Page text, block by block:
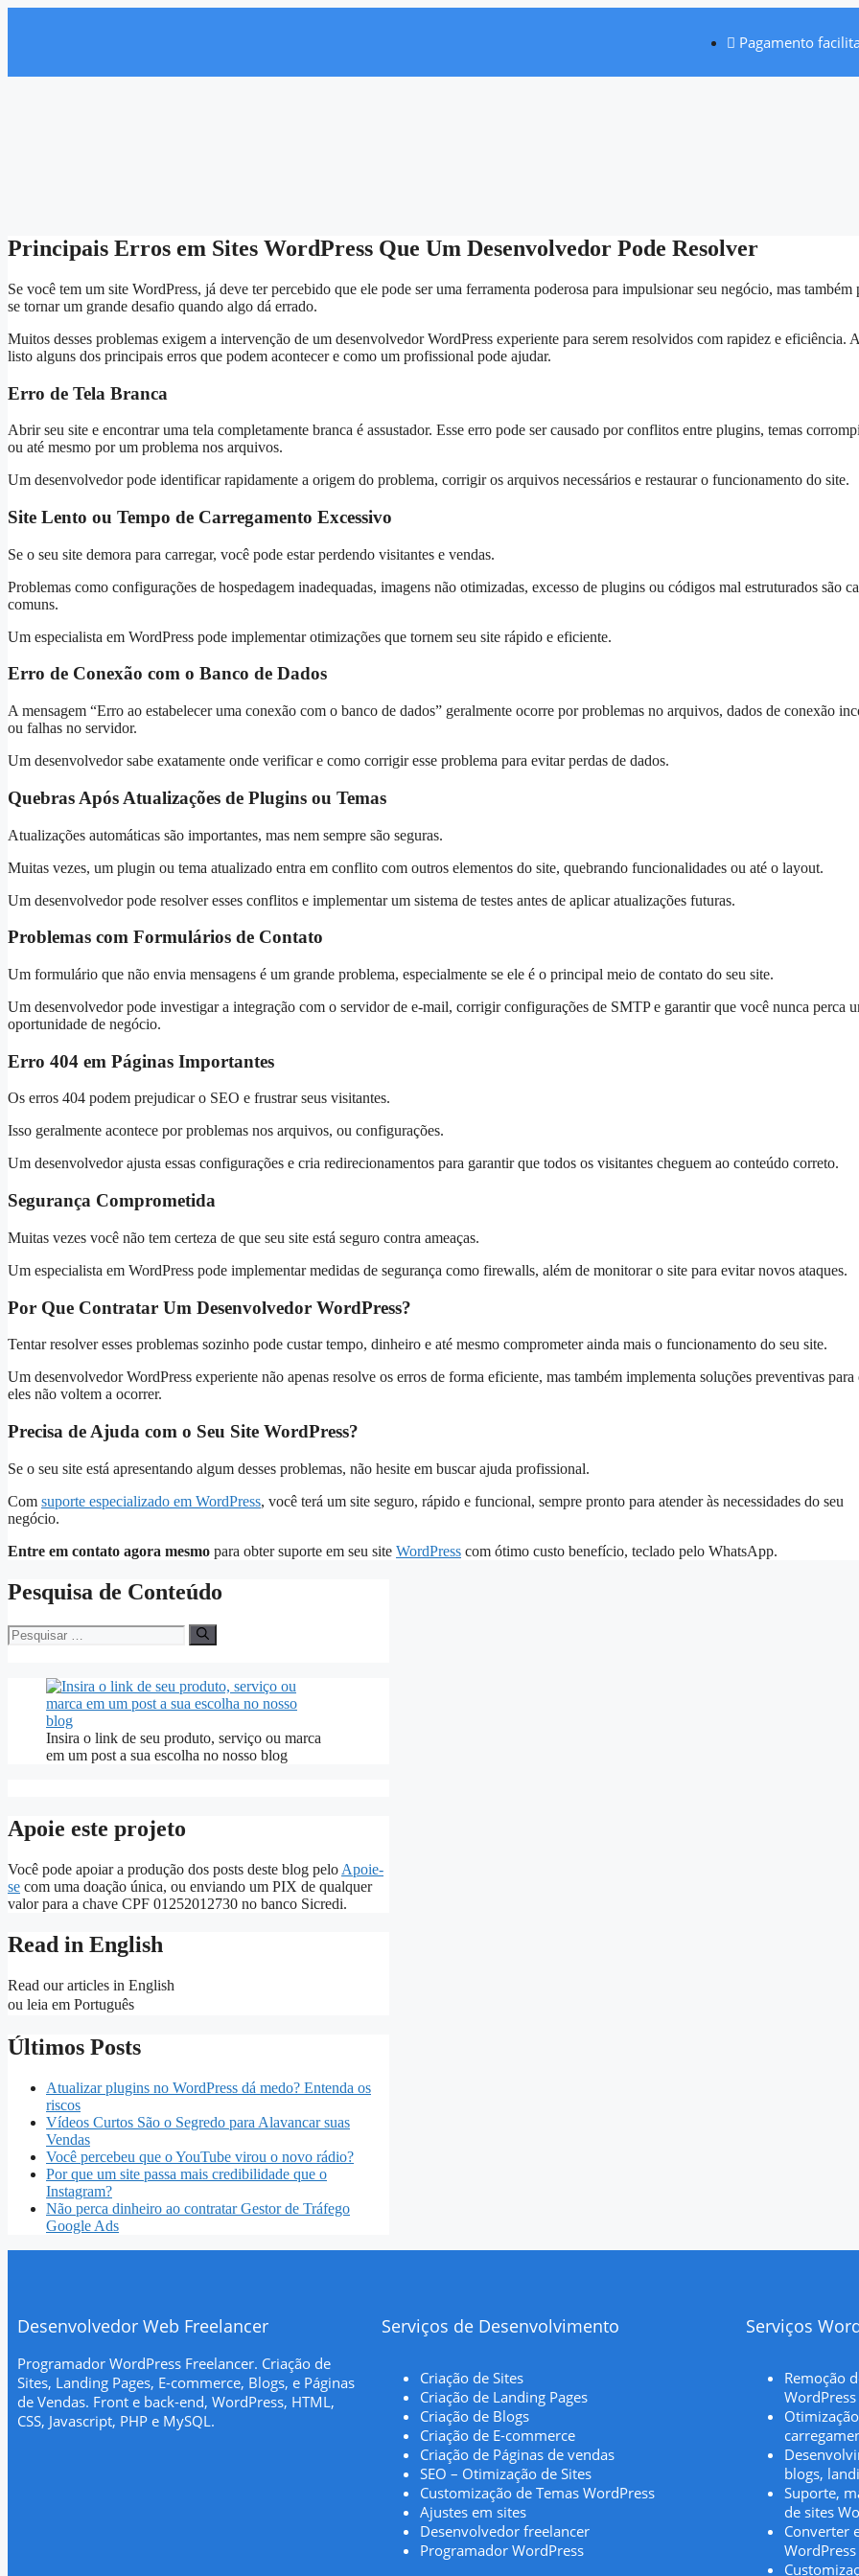
Pagamento
Principais Erros em Sites WordPress Que Um Desenvolvedor Pode Resolver
Se você tem um site WordPress, já deve ter percebido que ele pode ser uma ferramenta poderosa para impulsionar seu negócio, mas também
se tornar um grande desafio quando algo dá errado.
Muitos desses problemas exigem a intervenção de um desenvolvedor WordPress experiente para serem resolvidos com rapidez e eficiência.
listo alguns dos principais erros que podem acontecer e como um profissional pode ajudar.
Erro de Tela Branca
Abrir seu site e encontrar uma tela completamente branca é assustador. Esse erro pode ser causado por conflitos entre plugins, temas
ou até mesmo por um problema nos arquivos.
Um desenvolvedor pode identificar rapidamente a origem do problema, corrigir os arquivos necessários e restaurar o funcionamento do site.
Site Lento ou Tempo de Carregamento Excessivo
Se o seu site demora para carregar, você pode estar perdendo visitantes e vendas.
Problemas como configurações de hospedagem inadequadas, imagens não otimizadas, excesso de plugins ou códigos mal estruturados são
comuns.
Um especialista em WordPress pode implementar otimizações que tornem seu site rápido e eficiente.
Erro de Conexão com o Banco de Dados
A mensagem “Erro ao estabelecer uma conexão com o banco de dados” geralmente ocorre por problemas no arquivos, dados de conexão
ou falhas no servidor.
Um desenvolvedor sabe exatamente onde verificar e como corrigir esse problema para evitar perdas de dados.
Quebras Após Atualizações de Plugins ou Temas
Atualizações automáticas são importantes, mas nem sempre são seguras.
Muitas vezes, um plugin ou tema atualizado entra em conflito com outros elementos do site, quebrando funcionalidades ou até o layout.
Um desenvolvedor pode resolver esses conflitos e implementar um sistema de testes antes de aplicar atualizações futuras.
Problemas com Formulários de Contato
Um formulário que não envia mensagens é um grande problema, especialmente se ele é o principal meio de contato do seu site.
Um desenvolvedor pode investigar a integração com o servidor de e-mail, corrigir configurações de SMTP e garantir que você nunca perca
oportunidade de negócio.
Erro 404 em Páginas Importantes
Os erros 404 podem prejudicar o SEO e frustrar seus visitantes.
Isso geralmente acontece por problemas nos arquivos, ou configurações.
Um desenvolvedor ajusta essas configurações e cria redirecionamentos para garantir que todos os visitantes cheguem ao conteúdo correto.
Segurança Comprometida
Muitas vezes você não tem certeza de que seu site está seguro contra ameaças.
Um especialista em WordPress pode implementar medidas de segurança como firewalls, além de monitorar o site para evitar novos ataques.
Por Que Contratar Um Desenvolvedor WordPress?
Tentar resolver esses problemas sozinho pode custar tempo, dinheiro e até mesmo comprometer ainda mais o funcionamento do seu site.
Um desenvolvedor WordPress experiente não apenas resolve os erros de forma eficiente, mas também implementa soluções preventivas para
eles não voltem a ocorrer.
Precisa de Ajuda com o Seu Site WordPress?
Se o seu site está apresentando algum desses problemas, não hesite em buscar ajuda profissional.
Com suporte especializado em WordPress, você terá um site seguro, rápido e funcional, sempre pronto para atender às necessidades do seu
negócio.
Entre em contato agora mesmo para obter suporte em seu site WordPress com ótimo custo benefício, teclado pelo WhatsApp.
Pesquisa de Conteúdo
Insira o link de seu produto, serviço ou marca
em um post a sua escolha no nosso blog
Apoie este projeto
Você pode apoiar a produção dos posts deste blog pelo Apoie-
se com uma doação única, ou enviando um PIX de qualquer
valor para a chave CPF 01252012730 no banco Sicredi.
Read in English
Read our articles in English
ou leia em Português
Últimos Posts
Atualizar plugins no WordPress dá medo? Entenda os
riscos
Vídeos Curtos São o Segredo para Alavancar suas
Vendas
Você percebeu que o YouTube virou o novo rádio?
Por que um site passa mais credibilidade que o
Instagram?
Não perca dinheiro ao contratar Gestor de Tráfego
Google Ads
Desenvolvedor Web Freelancer
Programador WordPress Freelancer. Criação de
Sites, Landing Pages, E-commerce, Blogs, e Páginas
de Vendas. Front e back-end, WordPress, HTML,
CSS, Javascript, PHP e MySQL.
Serviços de Desenvolvimento
Criação de Sites
Criação de Landing Pages
Criação de Blogs
Criação de E-commerce
Criação de Páginas de vendas
SEO – Otimização de Sites
Customização de Temas WordPress
Ajustes em sites
Desenvolvedor freelancer
Programador WordPress
Serviços
Remoção
WordPress
blogs,
Suporte,
de sites
Converter
WordPress